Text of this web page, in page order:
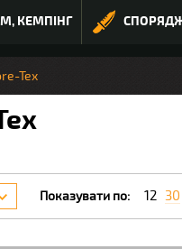
КЕМПІНГ
Tex
Показувати по: 12 30